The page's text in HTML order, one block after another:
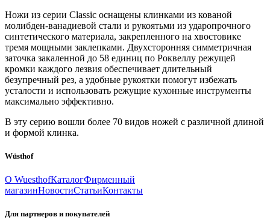
Ножи из серии Classic оснащены клинками из кованой
молибден-ванадиевой стали и рукоятьми из ударопрочного
синтетического материала, закрепленного на хвостовике
тремя мощными заклепками. Двухсторонняя симметричная
заточка закаленной до 58 единиц по Роквеллу режущей
кромки каждого лезвия обеспечивает длительный
безупречный рез, а удобные рукоятки помогут избежать
усталости и использовать режущие кухонные инструменты
максимально эффективно.
В эту серию вошли более 70 видов ножей с различной длиной
и формой клинка.
Wüsthof
О WuesthofКаталогФирменный
магазинНовостиСтатьиКонтакты
Для партнеров и покупателей